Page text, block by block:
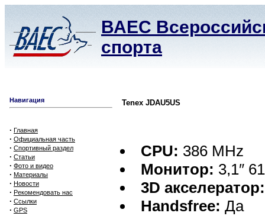
ВАЕС
спорта
Навигация
· Главная
· Официальная часть
· Спортивный раздел
· Статьи
· Фото и видео
· Материалы
· Новости
· Рекомендовать нас
· Ссылки
· GPS
Tenex JDAU5US
CPU: 386 MHz
Монитор: 3,1″
3D акселератор:
Handsfree: Да